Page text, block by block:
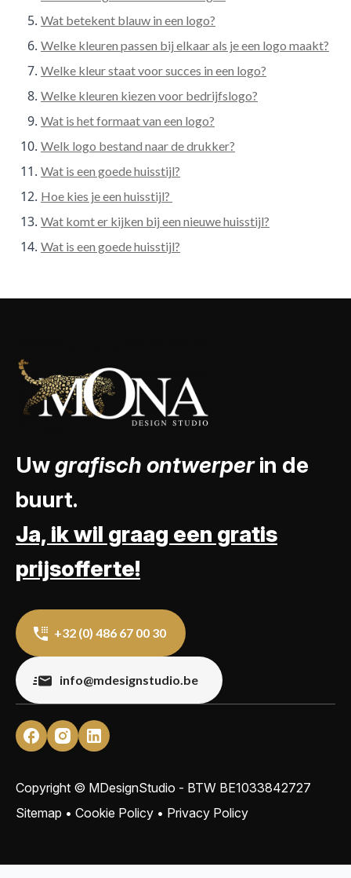
Wat betekent blauw in een logo?
Welke kleuren passen bij elkaar als je een logo maakt?
Welke kleur staat voor succes in een logo?
Welke kleuren kiezen voor bedrijfslogo?
Wat is het formaat van een logo?
Welk logo bestand naar de drukker?
Wat is een goede huisstijl?
Hoe kies je een huisstijl?
Wat komt er kijken bij een nieuwe huisstijl?
Wat is een goede huisstijl?
Uwgrafisch ontwerperin de
buurt.
Ja, ik wil graag een gratis
prijsofferte!
+32 (0) 486 67 00 30
info@mdesignstudio.be
Copyright © MDesignStudio - BTW BE1033842727
Sitemap • Cookie Policy • Privacy Policy